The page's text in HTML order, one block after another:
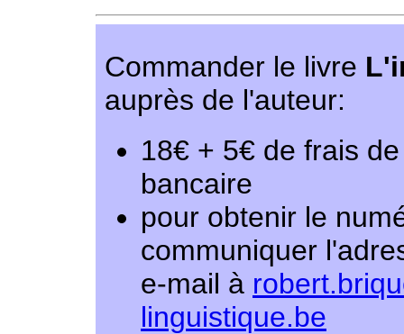
Commander le livre
auprès de l'auteur:
18€ + 5€ de frais
bancaire
pour obtenir le
communiquer
e-mail à
linguistique.be